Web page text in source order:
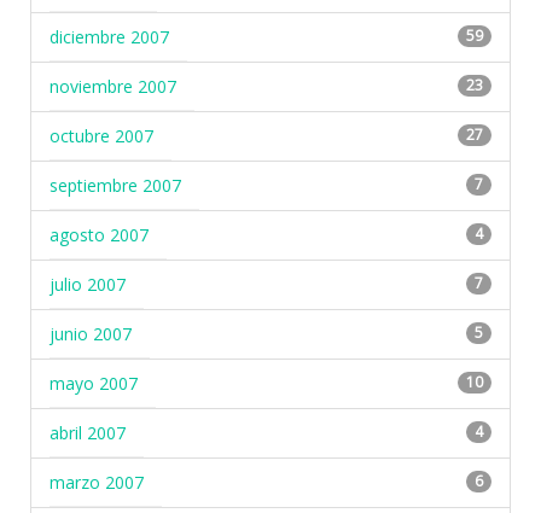
diciembre 2007 59
noviembre 2007 23
octubre 2007 27
septiembre 2007 7
agosto 2007 4
julio 2007 7
junio 2007 5
mayo 2007 10
abril 2007 4
marzo 2007 6